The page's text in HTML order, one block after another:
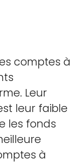
comptes à
Leur
leur faible
les fonds
à